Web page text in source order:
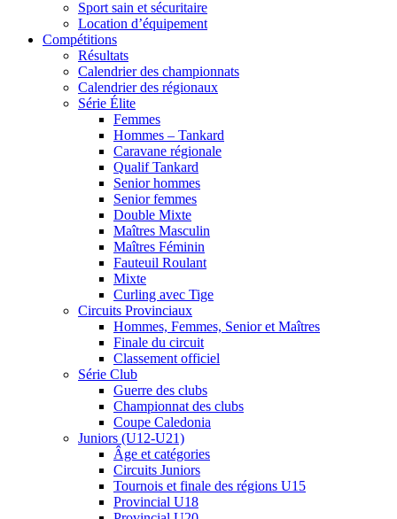
Sport sain et sécuritaire
Location d’équipement
Compétitions
Résultats
Calendrier des championnats
Calendrier des régionaux
Série Élite
Femmes
Hommes – Tankard
Caravane régionale
Qualif Tankard
Senior hommes
Senior femmes
Double Mixte
Maîtres Masculin
Maîtres Féminin
Fauteuil Roulant
Mixte
Curling avec Tige
Circuits Provinciaux
Hommes, Femmes, Senior et Maîtres
Finale du circuit
Classement officiel
Série Club
Guerre des clubs
Championnat des clubs
Coupe Caledonia
Juniors (U12-U21)
Âge et catégories
Circuits Juniors
Tournois et finale des régions U15
Provincial U18